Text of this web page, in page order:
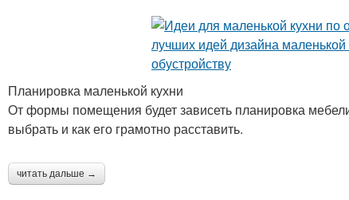
Планировка маленькой кухни
От формы помещения будет зависеть планировка
выбрать и как его грамотно расставить.
читать дальше →